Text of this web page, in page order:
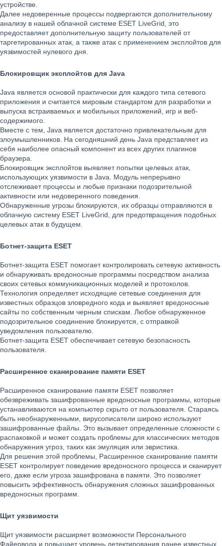
устройстве.
Далее недоверенные процессы подвергаются дополнительному
анализу в нашей облачной системе ESET LiveGrid, это
предоставляет дополнительную защиту пользователей от
таргетированных атак, а также атак с применением эксплойтов для
уязвимостей нулевого дня.
Блокировщик эксплойтов для Java
Java является основой практически для каждого типа сетевого
приложения и считается мировым стандартом для разработки и
выпуска встраиваемых и мобильных приложений, игр и веб-
содержимого.
Вместе с тем, Java является достаточно привлекательным для
злоумышленников. На сегодняшний день Java представляет из
себя наиболее опасный компонент из всех других плагинов
браузера.
Блокировщик эксплойтов выявляет попытки целевых атак,
использующих уязвимости в Java. Модуль непрерывно
отслеживает процессы и любые признаки подозрительной
активности или недоверенного поведения.
Обнаруженные угрозы блокируются, их образцы отправляются в
облачную систему ESET LiveGrid, для предотвращения подобных
целевых атак в будущем.
Ботнет-защита ESET
Ботнет-защита ESET помогает контролировать сетевую активность
и обнаруживать вредоносные программы посредством анализа
своих сетевых коммуникационных моделей и протоколов.
Технология определяет исходящие сетевые соединения для
известных образцов зловредного кода и выявляет вредоносные
сайты по собственным черным спискам. Любое обнаруженное
подозрительное соединение блокируется, с отправкой
уведомления пользователю.
Ботнет-защита ESET обеспечивает сетевую безопасность
пользователя.
Расширенное сканирование памяти ESET
Расширенное сканирование памяти ESET позволяет
обезвреживать зашифрованные вредоносные программы, которые
устанавливаются на компьютер скрыто от пользователя. Стараясь
быть необнаруженными, вирусописатели широко используют
зашифрованные файлы. Это вызывает определенные сложности с
распаковкой и может создать проблемы для классических методов
обнаружения угроз, таких как эмуляция или эвристика.
Для решения этой проблемы, Расширенное сканирование памяти
ESET контролирует поведение вредоносного процесса и сканирует
его, даже если угроза зашифрована в памяти. Это позволяет
повысить эффективность обнаружения сложных зашифрованных
вредоносных программ.
Щит уязвимости
Щит уязвимости расширяет возможности Персонального
Файервола и повышает уровень детектирования ранее известных